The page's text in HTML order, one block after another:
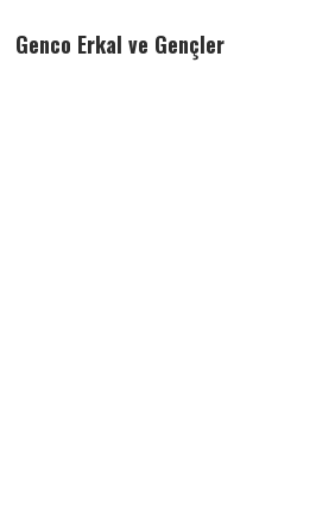
Genco Erkal ve Gençler